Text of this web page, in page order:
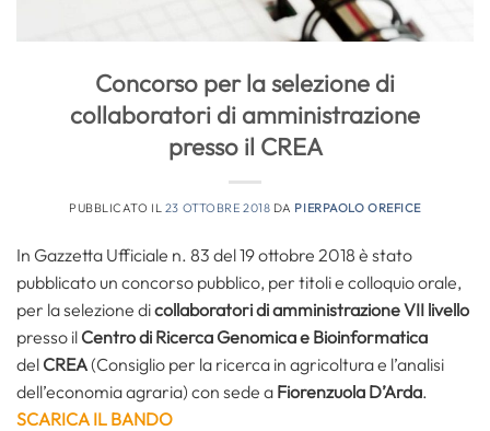
Concorso per la selezione di
collaboratori di amministrazione
presso il CREA
PUBBLICATO IL 23 OTTOBRE 2018 DA PIERPAOLO OREFICE
In Gazzetta Ufficiale n. 83 del 19 ottobre 2018 è stato
pubblicato un concorso pubblico, per titoli e colloquio orale,
per la selezione dicollaboratori di amministrazione VII livello
presso il Centro di Ricerca Genomica e Bioinformatica
del CREA(Consiglio per la ricerca in agricoltura e l’analisi
dell’economia agraria) con sede a Fiorenzuola D’Arda.
SCARICA IL BANDO